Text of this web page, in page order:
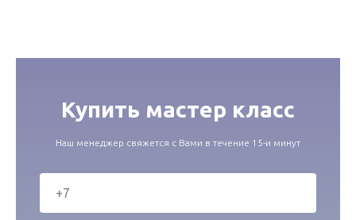
Купить мастер класс
Наш менеджер свяжется с Вами в течение 15-и минут